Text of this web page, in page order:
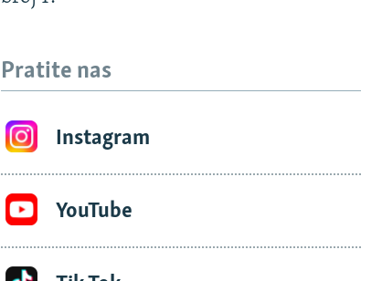
Pratite nas
Instagram
YouTube